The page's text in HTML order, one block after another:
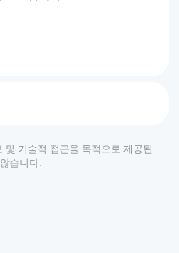
기술적 접근을 목적으로 제공된
습니다.